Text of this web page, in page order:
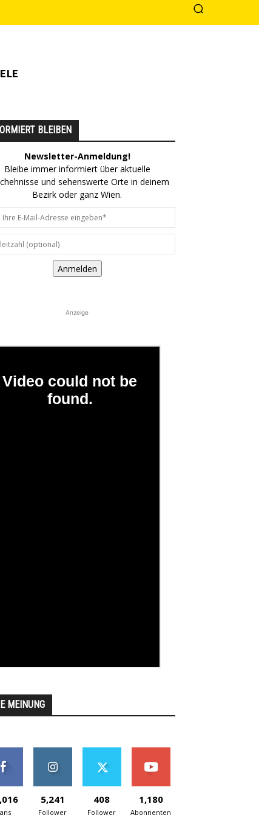
BLEIBEN
Newsletter-Anmeldung!
Bleibe immer informiert über aktuelle
und sehenswerte Orte in deinem
Bezirk oder ganz Wien.
Anmelden
Anzeige
MEINUNG
5,241
Follower
408
Follower
1,180
Abonnenten